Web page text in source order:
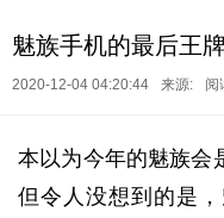
魅族手机的最后王
2020-12-04 04:20:44 来源: 阅
本以为今年的魅族会
但令人没想到的是